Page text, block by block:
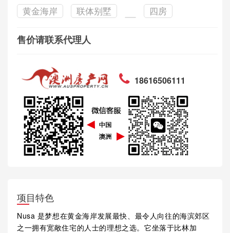
黄金海岸
联体别墅 四房
售价请联系代理人
18616506111
项目特色
Nusa 是梦想在黄金海岸发展最快、最令人向往的海滨郊区
之一拥有宽敞住宅的人士的理想之选。它坐落于比林加